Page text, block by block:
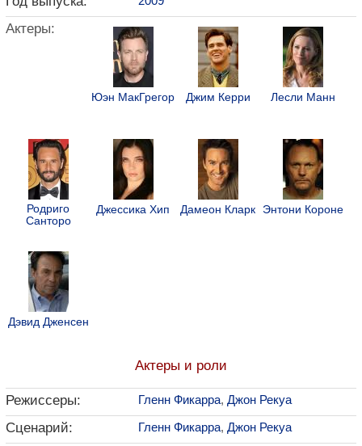
Актеры:
Юэн МакГрегор Джим Керри Лесли Манн
Родриго
Санторо
Джессика Хип Дамеон Кларк Энтони Короне
Дэвид Дженсен
Актеры и роли
Режиссеры: Гленн Фикарра, Джон Рекуа
Сценарий: Гленн Фикарра, Джон Рекуа